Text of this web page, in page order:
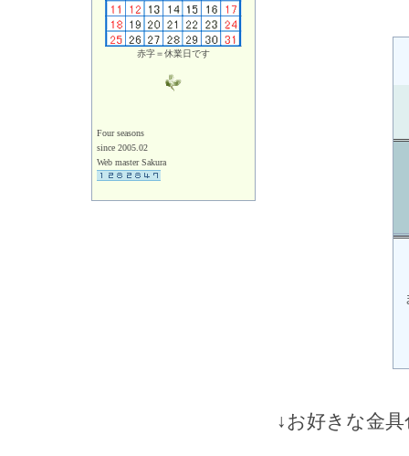
赤字＝休業日です
Four seasons
since 2005.02
Web master Sakura
↓お好きな金